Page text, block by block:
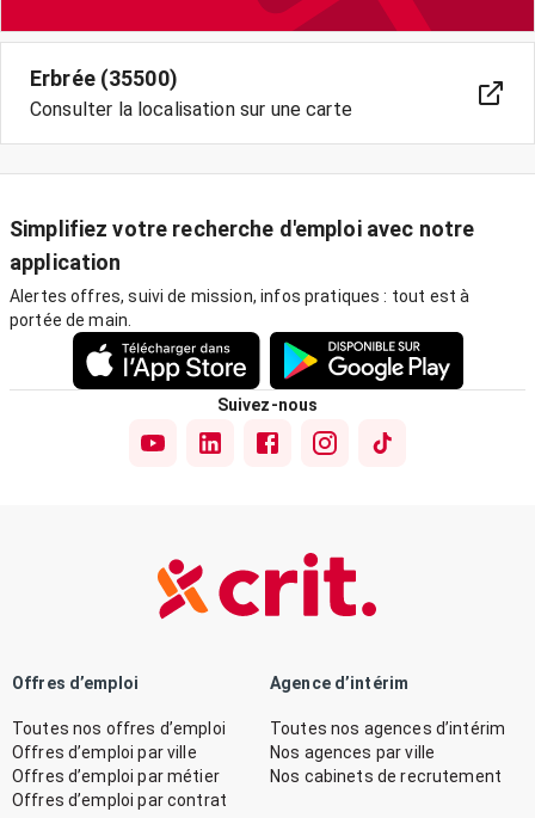
Erbrée (35500)
Consulter la localisation sur une carte
Simplifiez votre recherche d'emploi avec notre
application
Alertes offres, suivi de mission, infos pratiques : tout est à
portée de main.
Suivez-nous
Offres d’emploi
Toutes nos offres d’emploi
Offres d’emploi par ville
Offres d’emploi par métier
Offres d’emploi par contrat
Agence d’intérim
Toutes nos agences d’intérim
Nos agences par ville
Nos cabinets de recrutement